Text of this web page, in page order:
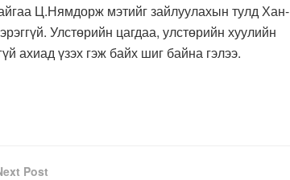
Ц.Нямдорж мэтийг зайлуулахын тулд Хан-
Улстөрийн цагдаа, улстөрийн хуулийн
ахиад үзэх гэж байх шиг байна гэлээ.
Post